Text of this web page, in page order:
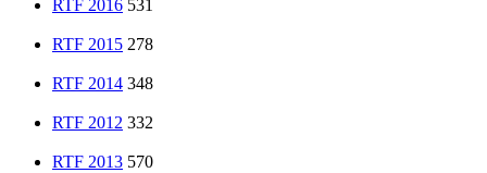
RTF 2016 531
RTF 2015 278
RTF 2014 348
RTF 2012 332
RTF 2013 570